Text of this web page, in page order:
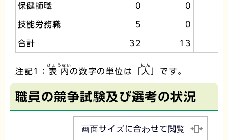
保健師職 0 0
技能労務職 5 0
合計 32 13
注記1： 表内
ひょうない
の数字の単位は「 人
にん
」です。
職員の競争試験及び選考の状況
画面サイズに合わせて閲覧